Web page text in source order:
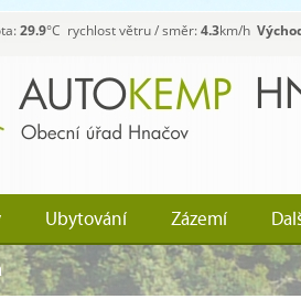
29.9°C rychlost větru / směr: 4.3km/h
Ubytování Zázemí